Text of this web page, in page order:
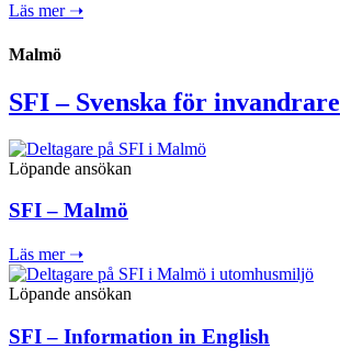
Läs mer ➝
Malmö
SFI – Svenska för invandrare
Löpande ansökan
SFI – Malmö
Läs mer ➝
Löpande ansökan
SFI – Information in English